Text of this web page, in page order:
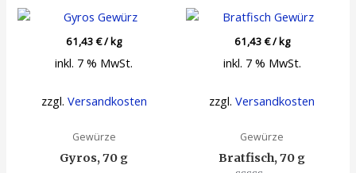
61,43€/kg
inkl. 7 % MwSt.
zzgl. Versandkosten
Gewürze
Gyros, 70 g
61,43€/kg
inkl. 7 % MwSt.
zzgl.Versandkosten
Gewürze
Bratfisch, 70 g